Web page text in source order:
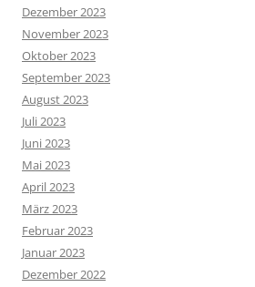
Dezember 2023
November 2023
Oktober 2023
September 2023
August 2023
Juli 2023
Juni 2023
Mai 2023
April 2023
März 2023
Februar 2023
Januar 2023
Dezember 2022